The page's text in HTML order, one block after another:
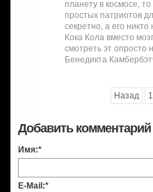
планету в космосе,
простых патриотов
секретно, а его никто
Кока Кола вместо
смотреть эт опросто
Бенедикта
Назад 1
Добавить комментарий
Имя:*
E-Mail:*